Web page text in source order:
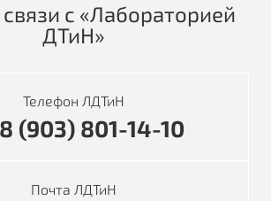
с «Лабораторией
ДТиН»
Телефон ЛДТиН
8 (903) 801-14-10
Почта ЛДТиН